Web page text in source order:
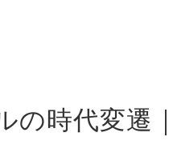
の時代変遷